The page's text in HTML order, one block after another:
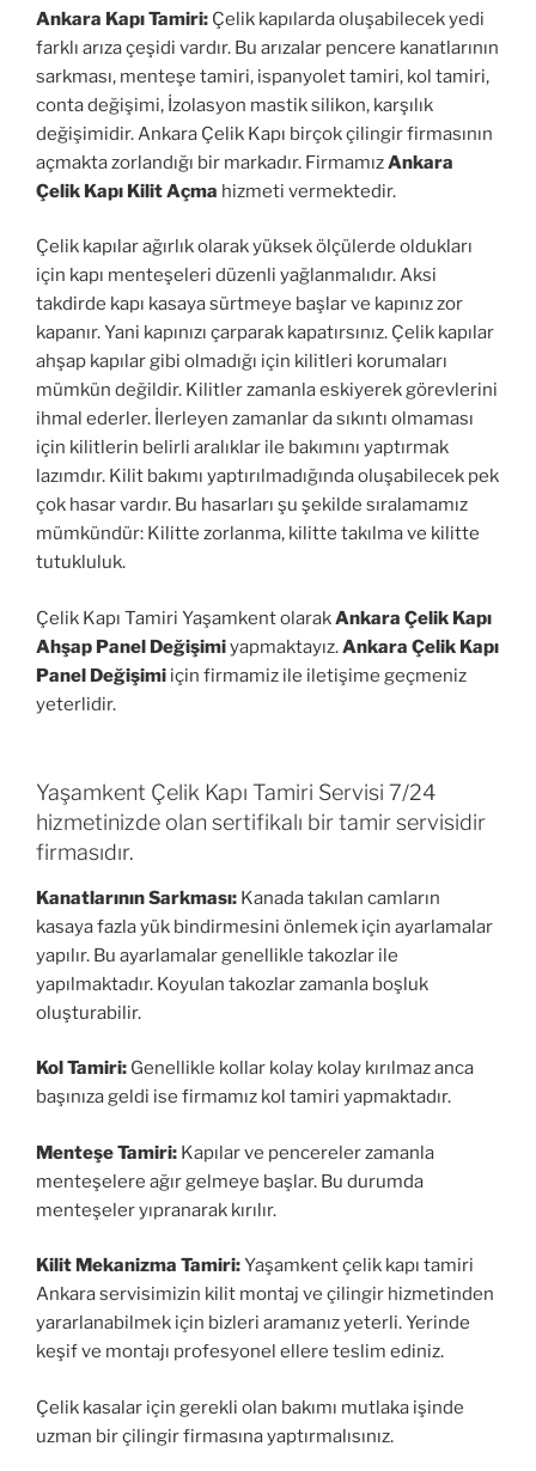
Ankara Kapı Tamiri: Çelik kapılarda oluşabilecek yedi
farklı arıza çeşidi vardır. Bu arızalar pencere kanatlarının
sarkması, menteşe tamiri, ispanyolet tamiri, kol tamiri,
conta değişimi, İzolasyon mastik silikon, karşılık
değişimidir. Ankara Çelik Kapı birçok çilingir firmasının
açmakta zorlandığı bir markadır. FirmamızAnkara
Çelik Kapı Kilit Açma hizmeti vermektedir.
Çelik kapılar ağırlık olarak yüksek ölçülerde oldukları
için kapı menteşeleri düzenli yağlanmalıdır. Aksi
takdirde kapı kasaya sürtmeye başlar ve kapınız zor
kapanır. Yani kapınızı çarparak kapatırsınız. Çelik kapılar
ahşap kapılar gibi olmadığı için kilitleri korumaları
mümkün değildir. Kilitler zamanla eskiyerek görevlerini
ihmal ederler. İlerleyen zamanlar da sıkıntı olmaması
için kilitlerin belirli aralıklar ile bakımını yaptırmak
lazımdır. Kilit bakımı yaptırılmadığında oluşabilecek pek
çok hasar vardır. Bu hasarları şu şekilde sıralamamız
mümkündür: Kilitte zorlanma, kilitte takılma ve kilitte
tutukluluk.
Çelik Kapı Tamiri Yaşamkent olarakAnkara Çelik Kapı
Ahşap Panel Değişimiyapmaktayız.Ankara Çelik Kapı
Panel Değişimi için firmamiz ile iletişime geçmeniz
yeterlidir.
Yaşamkent Çelik Kapı Tamiri Servisi 7/24
hizmetinizde olan sertifikalı bir tamir servisidir
firmasıdır.
Kanatlarının Sarkması: Kanada takılan camların
kasaya fazla yük bindirmesini önlemek için ayarlamalar
yapılır. Bu ayarlamalar genellikle takozlar ile
yapılmaktadır. Koyulan takozlar zamanla boşluk
oluşturabilir.
Kol Tamiri: Genellikle kollar kolay kolay kırılmaz anca
başınıza geldi ise firmamız kol tamiri yapmaktadır.
Menteşe Tamiri: Kapılar ve pencereler zamanla
menteşelere ağır gelmeye başlar. Bu durumda
menteşeler yıpranarak kırılır.
Kilit Mekanizma Tamiri:Yaşamkent çelik kapı tamiri
Ankara servisimizin kilit montaj ve çilingir hizmetinden
yararlanabilmek için bizleri aramanız yeterli. Yerinde
keşif ve montajı profesyonel ellere teslim ediniz.
Çelik kasalar için gerekli olan bakımı mutlaka işinde
uzman bir çilingir firmasına yaptırmalısınız.